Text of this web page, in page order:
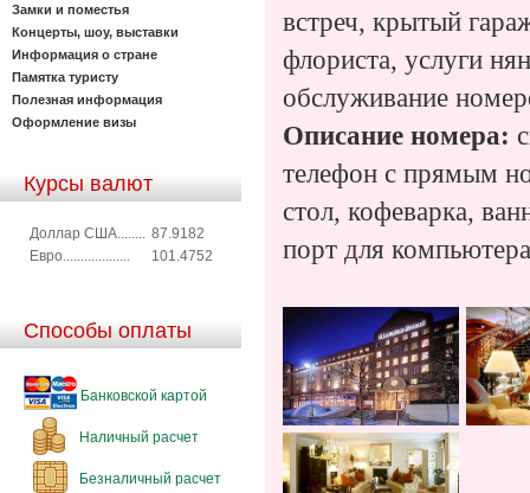
Замки и поместья
Концерты, шоу, выставки
Информация о стране
Памятка туристу
Полезная информация
Оформление визы
Курсы валют
Доллар США........ 87.9182
Евро...................
101.4752
Способы оплаты
Банковской картой
Наличный расчет
Безналичный расчет
встреч, крытый
флориста, услуги
обслуживание
Описание номера:
телефон с прямым
стол, кофеварка,
порт для